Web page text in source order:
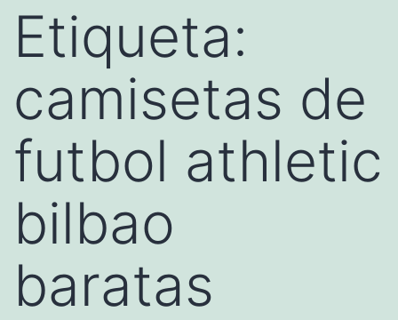
Etiqueta:
camisetas de
futbol athletic
bilbao
baratas